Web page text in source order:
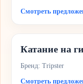
Смотреть
Катание на
Бренд: Tripster
Смотреть